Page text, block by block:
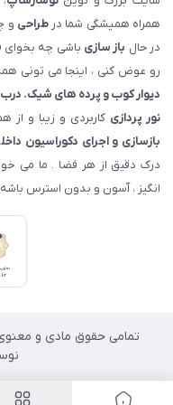
همراه همیشگی شما درطراحی و
در حال باز سازی باشی چه بخوای
رو عوض کنی ، اینجا می تونی
دیوار کوب و پرده های شیک.
نور پردازی کاربردی و زیبا و از
بازسازی و اجرای دکوراسیون
درک دقیق از هر فضا . ما می
انگیز ، آسون و بدون استرس
تمامی حقوق مادی و